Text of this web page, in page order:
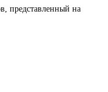
представленный на